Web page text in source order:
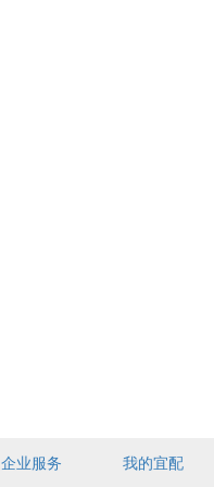
企业服务 我的宜配